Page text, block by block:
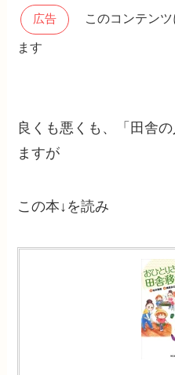
広告 このコンテンツ
ます
良くも悪くも、「田舎
ますが
この本↓を読み